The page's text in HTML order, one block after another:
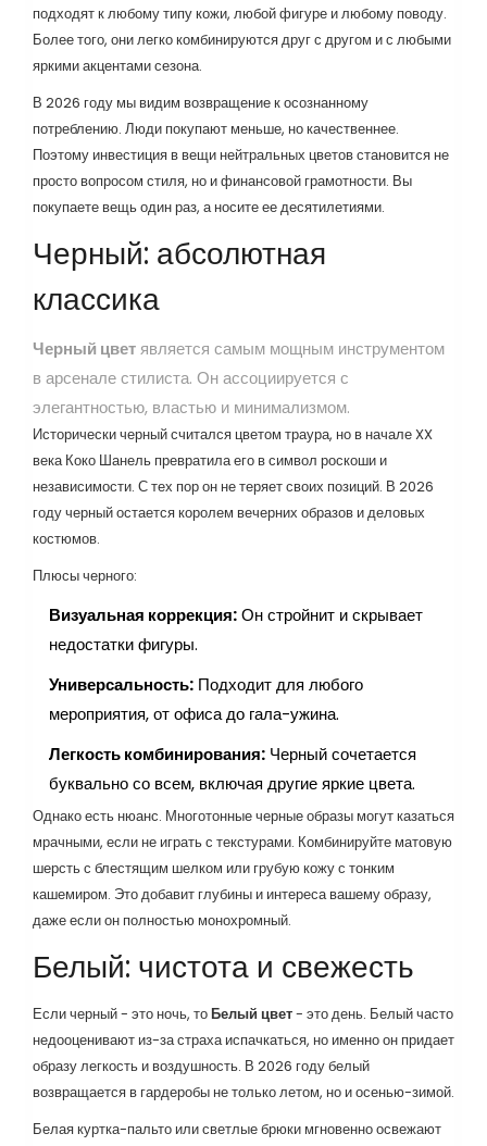
подходят к любому типу кожи, любой фигуре и любому поводу.
Более того, они легко комбинируются друг с другом и с любыми
яркими акцентами сезона.
В 2026 году мы видим возвращение к осознанному
потреблению. Люди покупают меньше, но качественнее.
Поэтому инвестиция в вещи нейтральных цветов становится не
просто вопросом стиля, но и финансовой грамотности. Вы
покупаете вещь один раз, а носите ее десятилетиями.
Черный: абсолютная
классика
Черный цветявляется самым мощным инструментом
в арсенале стилиста. Он ассоциируется с
элегантностью, властью и минимализмом.
Исторически черный считался цветом траура, но в начале XX
века Коко Шанель превратила его в символ роскоши и
независимости. С тех пор он не теряет своих позиций. В 2026
году черный остается королем вечерних образов и деловых
костюмов.
Плюсы черного:
Визуальная коррекция:Он стройнит и скрывает
недостатки фигуры.
Универсальность: Подходит для любого
мероприятия, от офиса до гала-ужина.
Легкость комбинирования: Черный сочетается
буквально со всем, включая другие яркие цвета.
Однако есть нюанс. Многотонные черные образы могут казаться
мрачными, если не играть с текстурами. Комбинируйте матовую
шерсть с блестящим шелком или грубую кожу с тонким
кашемиром. Это добавит глубины и интереса вашему образу,
даже если он полностью монохромный.
Белый: чистота и свежесть
Если черный - это ночь, тоБелый цвет- это день. Белый часто
недооценивают из-за страха испачкаться, но именно он придает
образу легкость и воздушность. В 2026 году белый
возвращается в гардеробы не только летом, но и осенью-зимой.
Белая куртка-пальто или светлые брюки мгновенно освежают